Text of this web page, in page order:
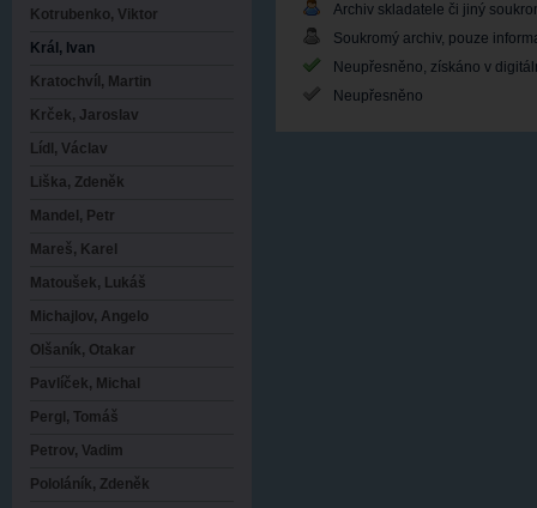
Archiv skladatele či jiný
Soukromý archiv, pouze
Neupřesněno, získáno v
Neupřesněno
Kotrubenko, Viktor
Král, Ivan
Kratochvíl, Martin
Krček, Jaroslav
Lídl, Václav
Liška, Zdeněk
Mandel, Petr
Mareš, Karel
Matoušek, Lukáš
Michajlov, Angelo
Olšaník, Otakar
Pavlíček, Michal
Pergl, Tomáš
Petrov, Vadim
Pololáník, Zdeněk